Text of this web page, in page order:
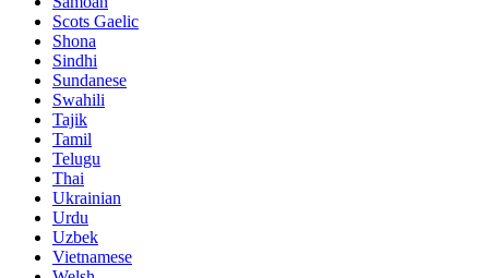
Scots Gaelic
Shona
Sindhi
Sundanese
Swahili
Tajik
Tamil
Telugu
Thai
Ukrainian
Urdu
Uzbek
Vietnamese